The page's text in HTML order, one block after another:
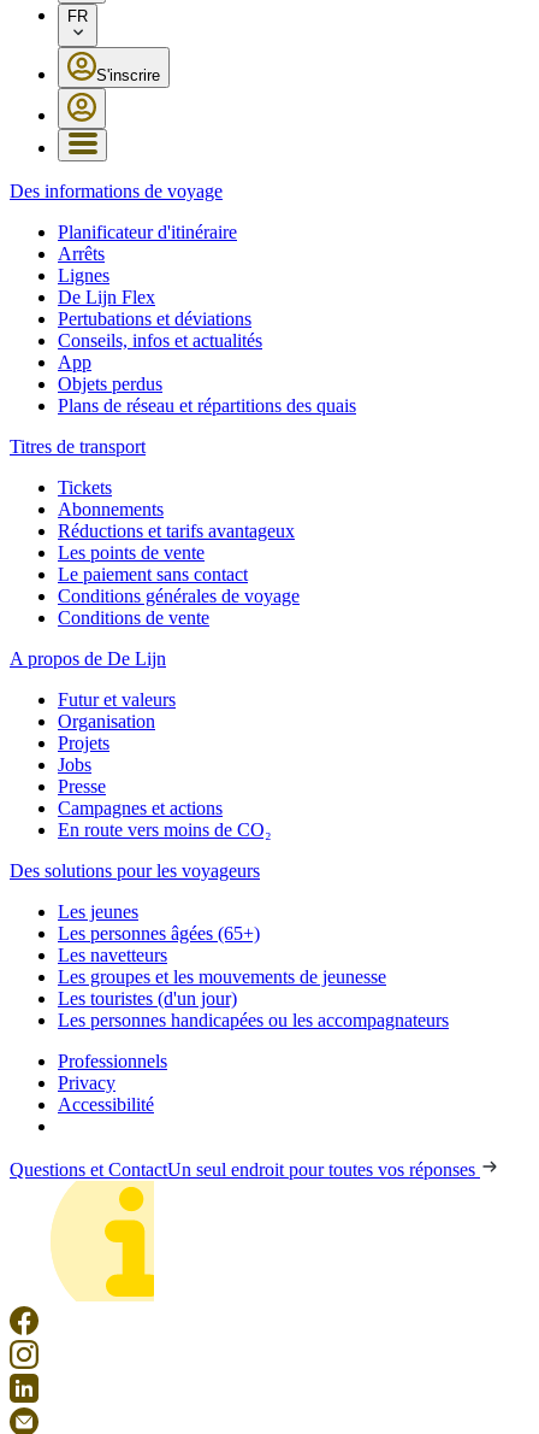
FR
S'inscrire
Des informations de voyage
Planificateur d'itinéraire
Arrêts
Lignes
De Lijn Flex
Pertubations et déviations
Conseils, infos et actualités
App
Objets perdus
Plans de réseau et répartitions des quais
Titres de transport
Tickets
Abonnements
Réductions et tarifs avantageux
Les points de vente
Le paiement sans contact
Conditions générales de voyage
Conditions de vente
A propos de De Lijn
Futur et valeurs
Organisation
Projets
Jobs
Presse
Campagnes et actions
En route vers moins de CO₂
Des solutions pour les voyageurs
Les jeunes
Les personnes âgées (65+)
Les navetteurs
Les groupes et les mouvements de jeunesse
Les touristes (d'un jour)
Les personnes handicapées ou les accompagnateurs
Professionnels
Privacy
Accessibilité
Questions et ContactUn seul endroit pour toutes vos réponses